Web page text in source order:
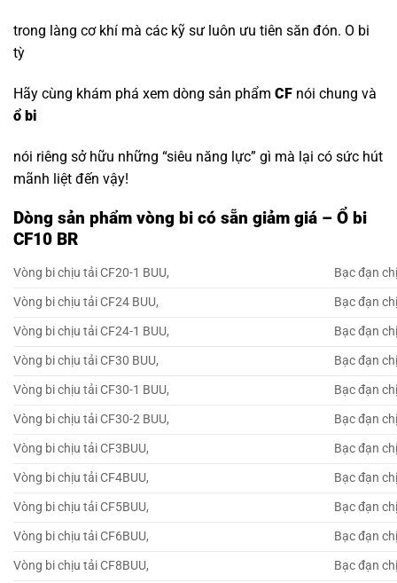
trong làng cơ khí mà các kỹ sư luôn ưu tiên săn đón. O bi
tỳ
Hãy cùng khám phá xem dòng sản phẩm CF nói chung và
ổ bi
nói riêng sở hữu những “siêu năng lực” gì mà lại có sức hút
mãnh liệt đến vậy!
Dòng sản phẩm vòng bi có sẵn giảm giá – Ổ bi
CF10 BR
Vòng bi chịu tải CF20-1 BUU,
Bạc đạn
Vòng bi chịu tải CF24 BUU,
Bạc đạn
Vòng bi chịu tải CF24-1 BUU,
Bạc đạn
Vòng bi chịu tải CF30 BUU,
Bạc đạn
Vòng bi chịu tải CF30-1 BUU,
Bạc đạn
Vòng bi chịu tải CF30-2 BUU,
Bạc đạn
Vòng bi chịu tải CF3BUU,
Bạc đạn
Vòng bi chịu tải CF4BUU,
Bạc đạn
Vòng bi chịu tải CF5BUU,
Bạc đạn
Vòng bi chịu tải CF6BUU,
Bạc đạn
Vòng bi chịu tải CF8BUU,
Bạc đạn